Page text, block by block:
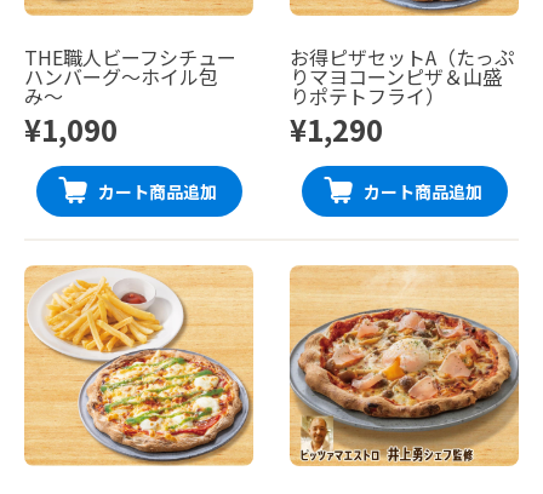
THE職人ビーフシチュー
ハンバーグ〜ホイル包
み〜
¥1,090
カート商品追加
お得ピザセットA（たっぷ
りマヨコーンピザ＆山盛
りポテトフライ）
¥1,290
カート商品追加